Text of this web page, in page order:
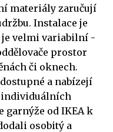
materiály zaručují
Instalace je
velmi variabilní -
prostor
či oknech.
a nabízejí
individuálních
garnýže od IKEA k
osobitý a